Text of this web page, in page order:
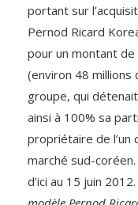
portant sur
Pernod Ricard
pour un montant
(environ 48 millions
groupe, qui
ainsi à 100% sa
propriétaire de l’un
marché sud-
d’ici au 15 juin 2012.